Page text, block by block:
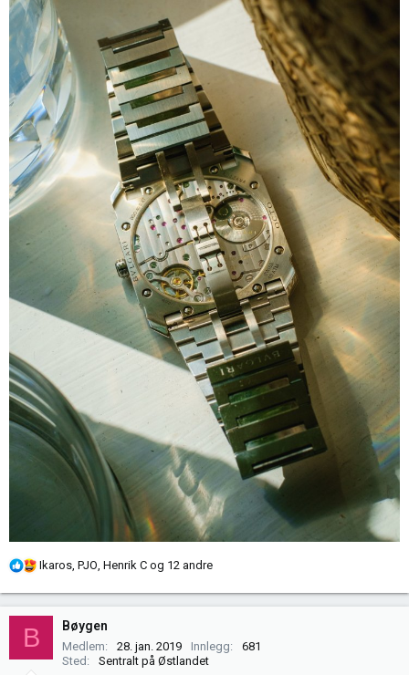
R
k
s
Ikaros, PJO, Henrik C og 12 andre
B Bøygen
Medlem 28. jan. 2019 Innlegg
681
Sted
Sentralt på Østlandet